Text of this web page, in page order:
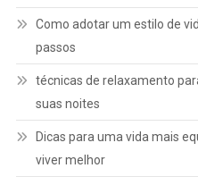
Como adotar um estilo de
passos
técnicas de relaxamento
suas noites
Dicas para uma vida mais
viver melhor